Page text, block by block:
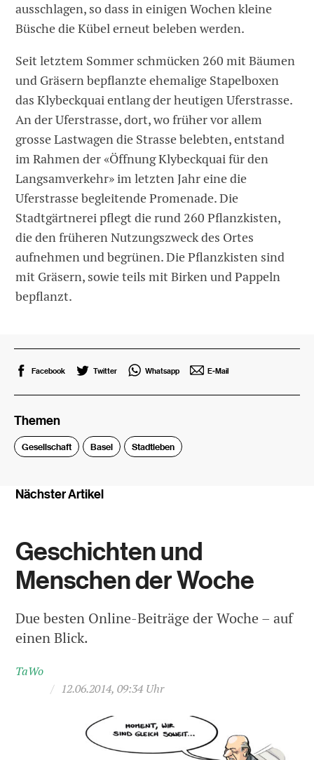
ausschlagen, so dass in einigen Wochen kleine
Büsche die Kübel erneut beleben werden.
Seit letztem Sommer schmücken 260 mit Bäumen
und Gräsern bepflanzte ehemalige Stapelboxen
das Klybeckquai entlang der heutigen Uferstrasse.
An der Uferstrasse, dort, wo früher vor allem
grosse Lastwagen die Strasse belebten, entstand
im Rahmen der «Öffnung Klybeckquai für den
Langsamverkehr» im letzten Jahr eine die
Uferstrasse begleitende Promenade. Die
Stadtgärtnerei pflegt die rund 260 Pflanzkisten,
die den früheren Nutzungszweck des Ortes
aufnehmen und begrünen. Die Pflanzkisten sind
mit Gräsern, sowie teils mit Birken und Pappeln
bepflanzt.
Facebook Twitter Whatsapp E-Mail
Themen
Gesellschaft Basel Stadtleben
Nächster Artikel
Geschichten und
Menschen der Woche
Due besten Online-Beiträge der Woche – auf
einen Blick.
TaWo
/ 12.06.2014, 09:34 Uhr